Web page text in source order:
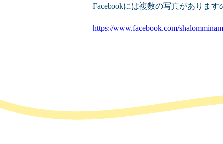
Facebookには複数の写真がありま
https://www.facebook.com/